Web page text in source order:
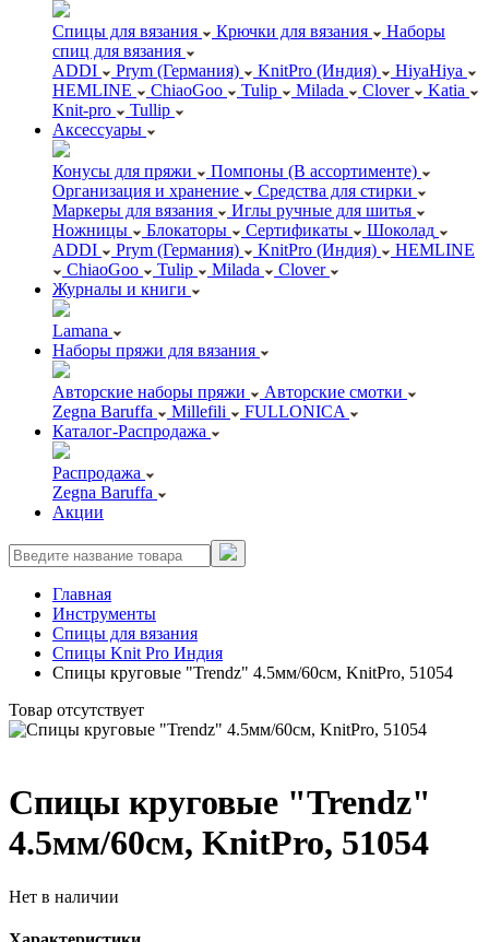
Спицы для вязания Крючки для вязания
Наборы
спиц для вязания
ADDI
Prym (Германия) KnitPro (Индия)
HiyaHiya
HEMLINE
ChiaoGoo Tulip Milada Clover
Katia
Knit-pro
Tullip
Аксессуары
Конусы для пряжи
Помпоны (В ассортименте)
Организация и хранение
Средства для стирки
Маркеры для вязания
Иглы ручные для шитья
Ножницы
Блокаторы Сертификаты
Шоколад
ADDI
Prym (Германия) KnitPro (Индия)
HEMLINE
ChiaoGoo
Tulip Milada
Clover
Журналы и книги
Lamana
Наборы пряжи для вязания
Авторские наборы пряжи
Авторские смотки
Zegna Baruffa
Millefili
FULLONICA
Каталог-Распродажа
Распродажа
Zegna Baruffa
Акции
Главная
Инструменты
Спицы для вязания
Спицы Knit Pro Индия
Спицы круговые "Trendz" 4.5мм/60см, KnitPro, 51054
Товар отсутствует
Спицы круговые "Trendz"
4.5мм/60см, KnitPro, 51054
Нет в наличии